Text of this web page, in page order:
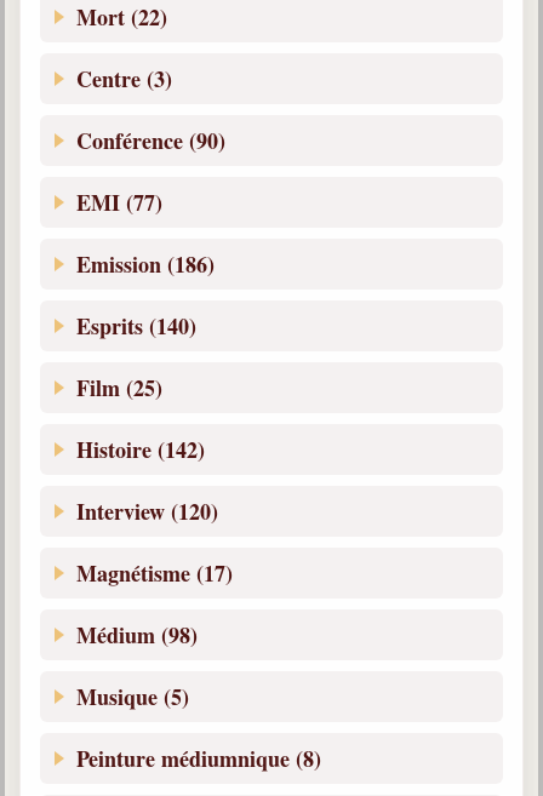
Mort (22)
Centre (3)
Conférence (90)
EMI (77)
Emission (186)
Esprits (140)
Film (25)
Histoire (142)
Interview (120)
Magnétisme (17)
Médium (98)
Musique (5)
Peinture médiumnique (8)